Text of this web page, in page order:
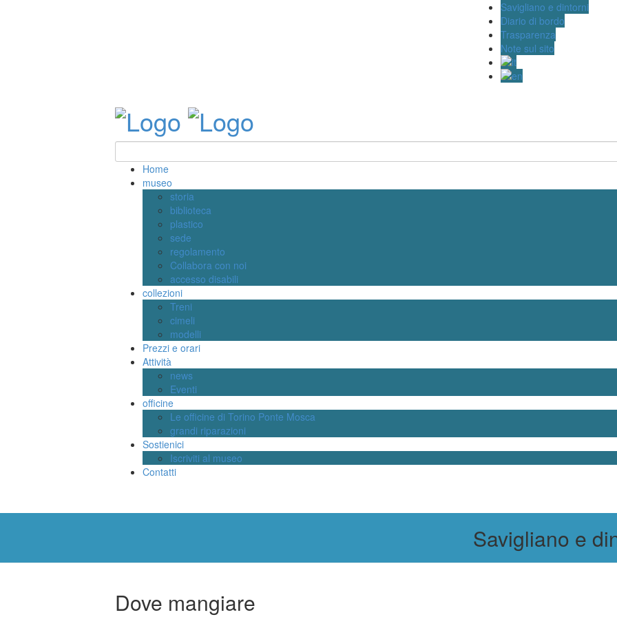
Savigliano e dintorni
Diario di bordo
Trasparenza
Note sul sito
Home
museo
storia
biblioteca
plastico
sede
regolamento
Collabora con noi
accesso disabili
collezioni
Treni
cimeli
modelli
Prezzi e orari
Attività
news
Eventi
officine
Le officine di Torino Ponte Mosca
grandi riparazioni
Sostienici
Iscriviti al museo
Contatti
Savigliano e
Dove mangiare